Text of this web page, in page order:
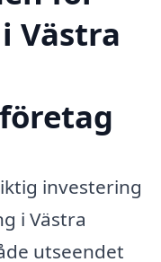
Västra
investering
i Västra
utseendet